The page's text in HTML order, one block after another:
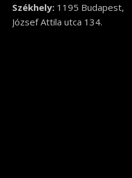
Székhely: 1195 Budapest,
József Attila utca 134.